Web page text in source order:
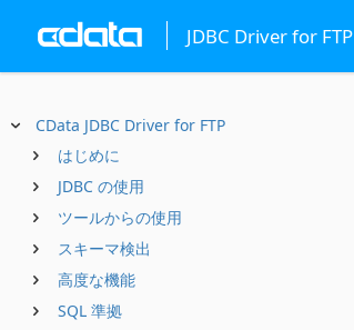
JDBC Driver for FTP
CData JDBC Driver for FTP
はじめに
JDBC の使用
ツールからの使用
スキーマ検出
高度な機能
SQL 準拠